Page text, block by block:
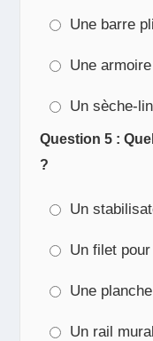
Une barre
Une
Un sèche-
Question 5 :
?
Un
Un filet
Une
Un rail